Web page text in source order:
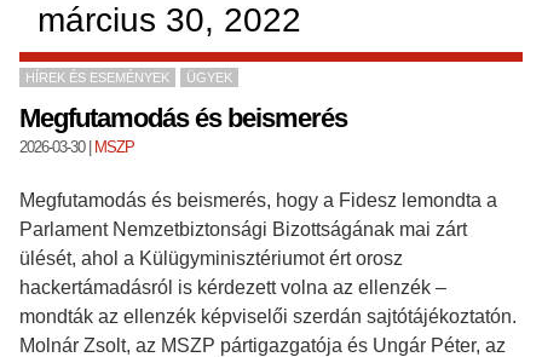
március 30, 2022
HÍREK ÉS ESEMÉNYEK ÜGYEK
Megfutamodás és beismerés
2026-03-30| MSZP
Megfutamodás és beismerés, hogy a Fidesz lemondta a
Parlament Nemzetbiztonsági Bizottságának mai zárt
ülését, ahol a Külügyminisztériumot ért orosz
hackertámadásról is kérdezett volna az ellenzék –
mondták az ellenzék képviselői szerdán sajtótájékoztatón.
Molnár Zsolt, az MSZP pártigazgatója és Ungár Péter, az